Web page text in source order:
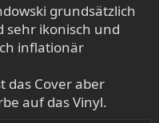
grundsätzlich
sehr ikonisch und
inflationär
das Cover aber
auf das Vinyl.